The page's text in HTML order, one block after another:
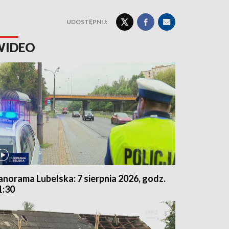
UDOSTĘPNIJ:
Lubelska: 7 sierpnia 2026, godz.